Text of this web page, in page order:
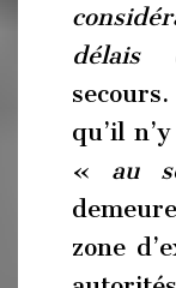
délais
qu’il
« au
zone